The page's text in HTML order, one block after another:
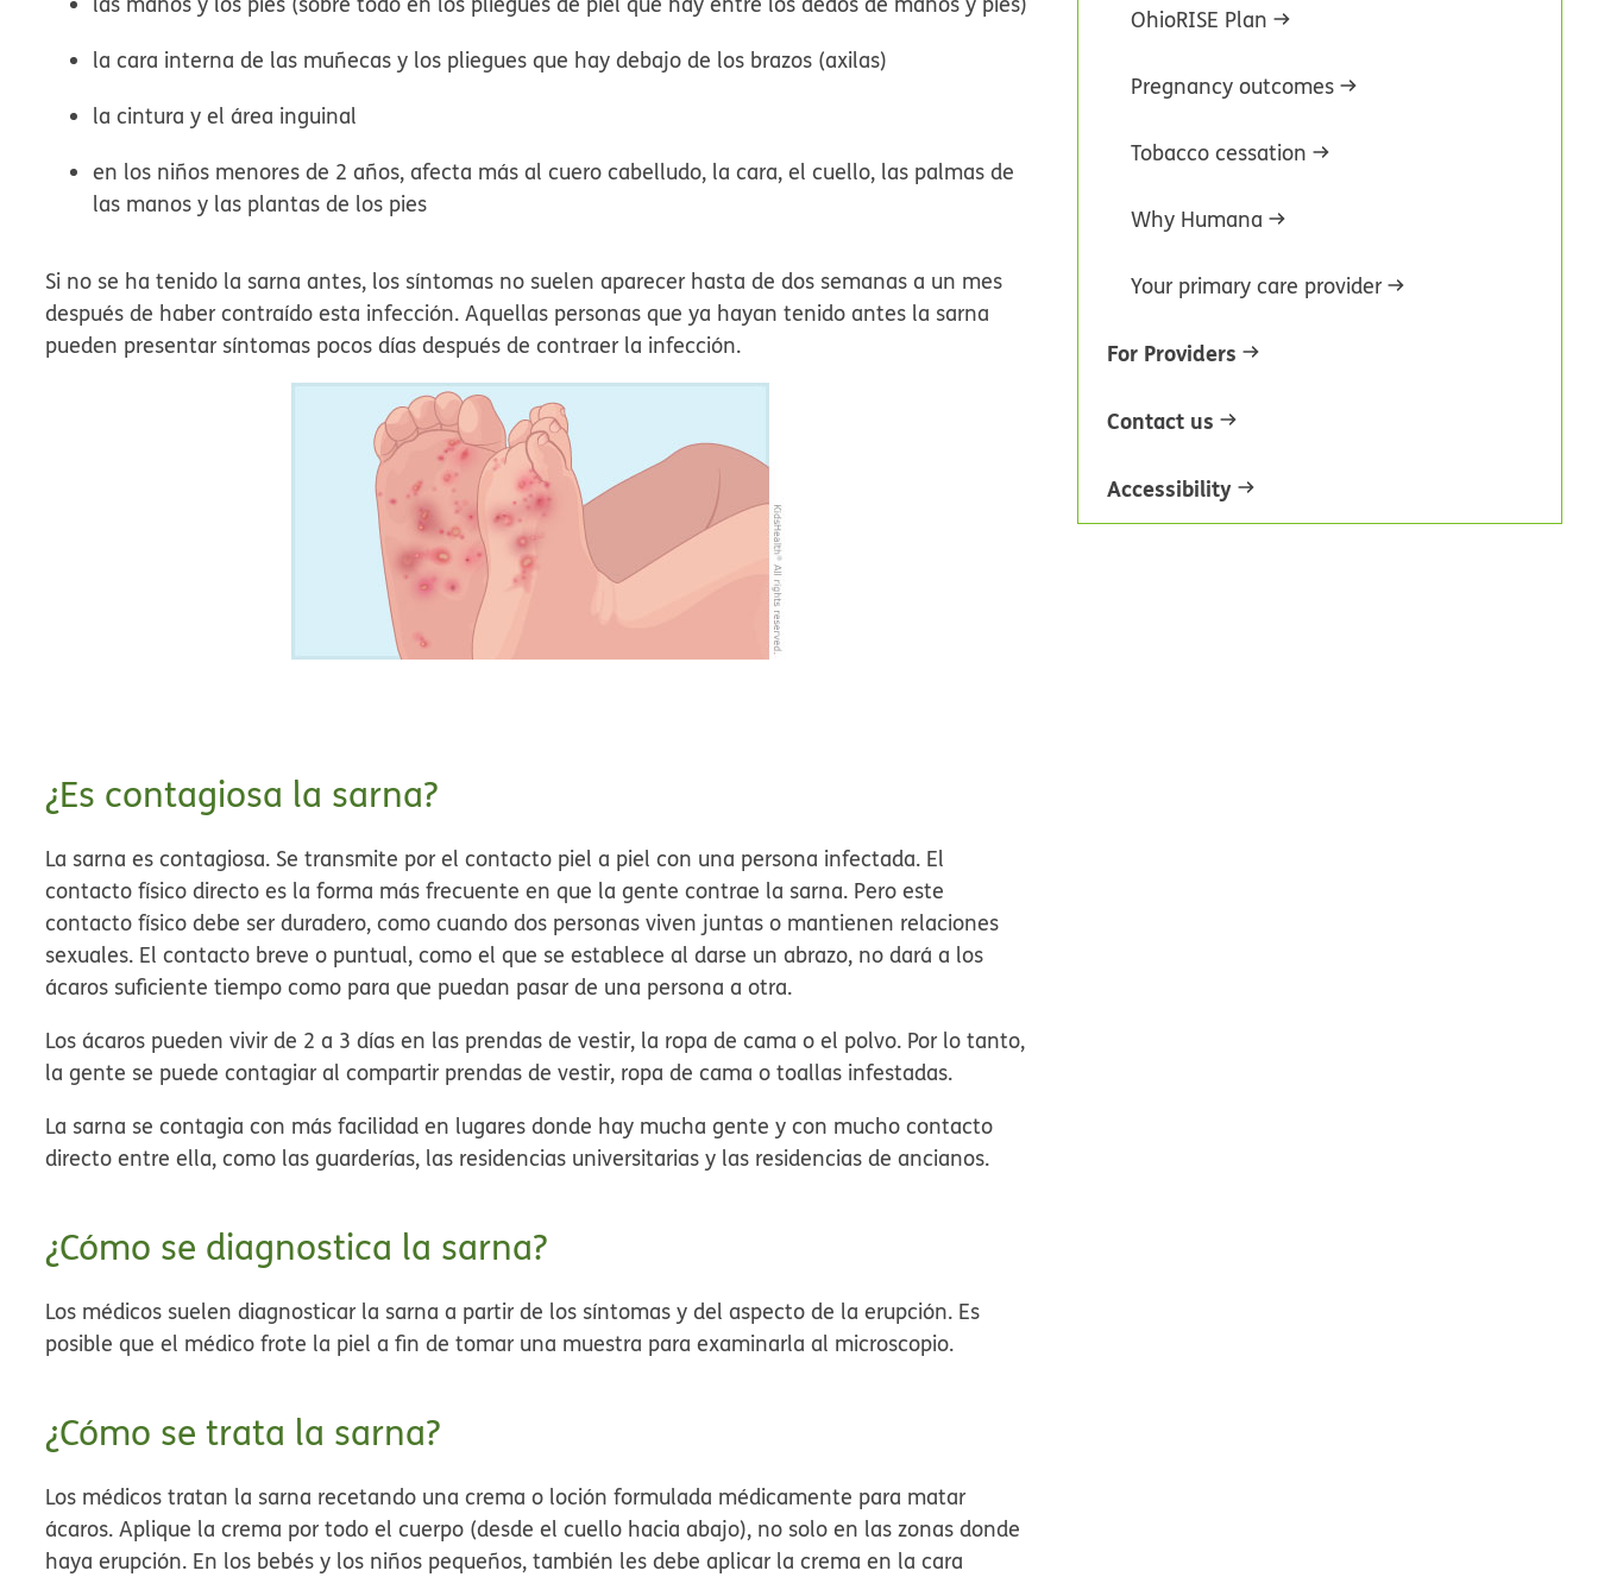
la cara interna de las muñecas y los pliegues que hay debajo de los brazos (axilas)
la cintura y el área inguinal
en los niños menores de 2 años, afecta más al cuero cabelludo, la cara, el cuello, las palmas de
las manos y las plantas de los pies
Si no se ha tenido la sarna antes, los síntomas no suelen aparecer hasta de dos semanas a un mes
después de haber contraído esta infección. Aquellas personas que ya hayan tenido antes la sarna
pueden presentar síntomas pocos días después de contraer la infección.
¿Es contagiosa la sarna?
La sarna es contagiosa. Se transmite por el contacto piel a piel con una persona infectada. El
contacto físico directo es la forma más frecuente en que la gente contrae la sarna. Pero este
contacto físico debe ser duradero, como cuando dos personas viven juntas o mantienen relaciones
sexuales. El contacto breve o puntual, como el que se establece al darse un abrazo, no dará a los
ácaros suficiente tiempo como para que puedan pasar de una persona a otra.
Los ácaros pueden vivir de 2 a 3 días en las prendas de vestir, la ropa de cama o el polvo. Por lo tanto,
la gente se puede contagiar al compartir prendas de vestir, ropa de cama o toallas infestadas.
La sarna se contagia con más facilidad en lugares donde hay mucha gente y con mucho contacto
directo entre ella, como las guarderías, las residencias universitarias y las residencias de ancianos.
¿Cómo se diagnostica la sarna?
Los médicos suelen diagnosticar la sarna a partir de los síntomas y del aspecto de la erupción. Es
posible que el médico frote la piel a fin de tomar una muestra para examinarla al microscopio.
¿Cómo se trata la sarna?
Los médicos tratan la sarna recetando una crema o loción formulada médicamente para matar
ácaros. Aplique la crema por todo el cuerpo (desde el cuello hacia abajo), no solo en las zonas donde
haya erupción. En los bebés y los niños pequeños, también les debe aplicar la crema en la cara
OhioRISE Plan
Pregnancy outcomes
Tobacco cessation
Why Humana
Your primary care provider
For Providers
Contact us
Accessibility